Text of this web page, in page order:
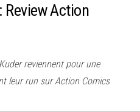
Review Action
reviennent pour une
leur run sur Action Comics